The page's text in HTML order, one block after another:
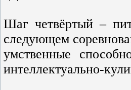
Шаг четвёртый –
следующем
умственные
интеллектуально-